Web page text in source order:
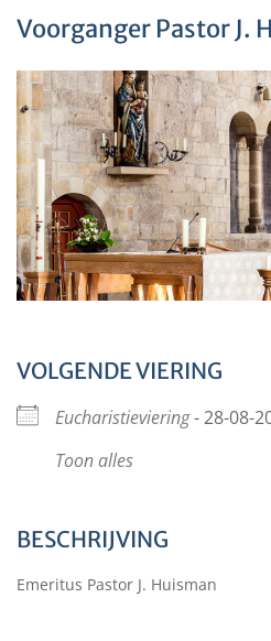
Voorganger Pastor J.
VOLGENDE VIERING
Eucharistieviering- 28-08-
Toon alles
BESCHRIJVING
Emeritus Pastor J. Huisman